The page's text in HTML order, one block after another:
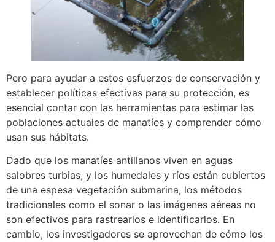
Pero para ayudar a estos esfuerzos de conservación y
establecer políticas efectivas para su protección, es
esencial contar con las herramientas para estimar las
poblaciones actuales de manatíes y comprender cómo
usan sus hábitats.
Dado que los manatíes antillanos viven en aguas
salobres turbias, y los humedales y ríos están cubiertos
de una espesa vegetación submarina, los métodos
tradicionales como el sonar o las imágenes aéreas no
son efectivos para rastrearlos e identificarlos. En
cambio, los investigadores se aprovechan de cómo los